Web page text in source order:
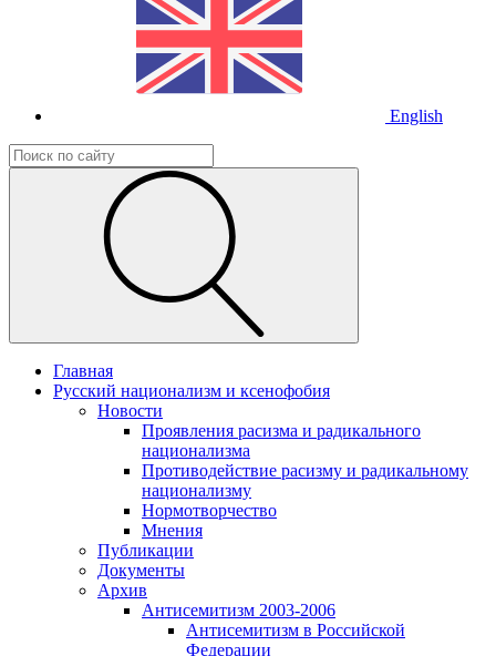
English
Главная
Русский национализм и ксенофобия
Новости
Проявления расизма и радикального
национализма
Противодействие расизму и радикальному
национализму
Нормотворчество
Мнения
Публикации
Документы
Архив
Антисемитизм 2003-2006
Антисемитизм в Российской
Федерации